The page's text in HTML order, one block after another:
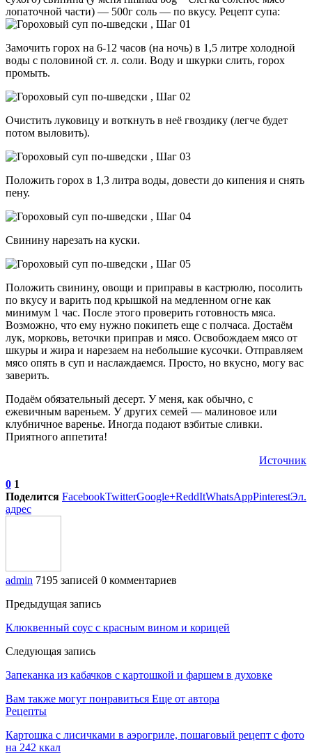
лопаточной части) — 500г соль — по вкусу. Рецепт супа:
Замочить горох на 6-12 часов (на ночь) в 1,5 литре холодной
воды с половиной ст. л. соли. Воду и шкурки слить, горох
промыть.
Очистить луковицу и воткнуть в неё гвоздику (легче будет
потом выловить).
Положить горох в 1,3 литра воды, довести до кипения и снять
пену.
Свинину нарезать на куски.
Положить свинину, овощи и приправы в кастрюлю, посолить
по вкусу и варить под крышкой на медленном огне как
минимум 1 час. После этого проверить готовность мяса.
Возможно, что ему нужно покипеть еще с полчаса. Достаём
лук, морковь, веточки приправ и мясо. Освобождаем мясо от
шкуры и жира и нарезаем на небольшие кусочки. Отправляем
мясо опять в суп и наслаждаемся. Просто, но вкусно, могу вас
заверить.
Подаём обязательный десерт. У меня, как обычно, с
ежевичным вареньем. У других семей — малиновое или
клубничное варенье. Иногда подают взбитые сливки.
Приятного аппетита!
Источник
0 1
Поделится FacebookTwitterGoogle+ReddItWhatsAppPinterestЭл.
адрес
admin 7195 записей 0 комментариев
Предыдущая запись
Клюквенный соус с красным вином и корицей
Следующая запись
Запеканка из кабачков с картошкой и фаршем в духовке
Вам также могут понравиться Еще от автора
Рецепты
Картошка с лисичками в аэрогриле, пошаговый рецепт с фото
на 242 ккал